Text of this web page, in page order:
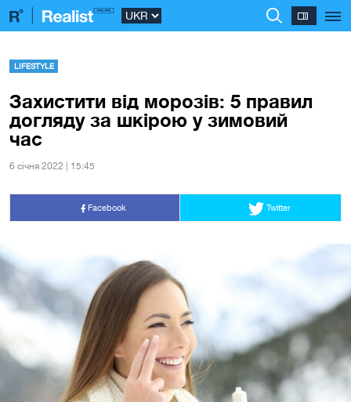
LIFESTYLE
Захистити від морозів: 5 правил
догляду за шкірою у зимовий
час
6 сiчня 2022 | 15:45
Facebook Twitter